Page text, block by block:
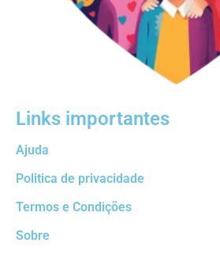
Links importantes
Ajuda
Politica de privacidade
Termos e Condições
Sobre